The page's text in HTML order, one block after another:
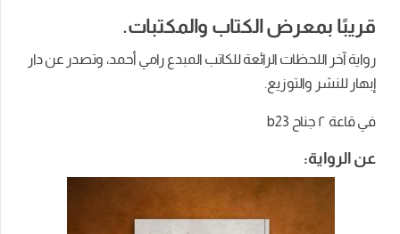
قريبًا بمعرض الكتاب والمكتبات.
رواية آخر اللحظات الرائعة للكاتب المبدع رامي أحمد، وتصدر عن دار
إبهار للنشر والتوزيع.
في قاعة ٢ جناح b23
عن الرواية: